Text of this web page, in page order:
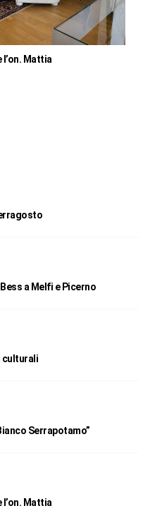
Mattia
a Melfi e Picerno
culturali
Serrapotamo”
Mattia